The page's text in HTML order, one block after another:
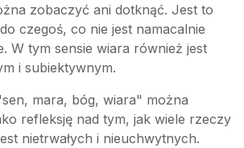
zobaczyć ani dotknąć. Jest to
czegoś, co nie jest namacalnie
W tym sensie wiara również jest
i subiektywnym.
mara, bóg, wiara" można
refleksję nad tym, jak wiele rzeczy
nietrwałych i nieuchwytnych.